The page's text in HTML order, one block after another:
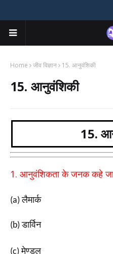
Home जीव विज्ञान 15. आनुवंशिकी
15. आनुवंशिकी
15.
1. आनुवंशिकता के जनक कहे
(a)लैमार्क
(b)डार्विन
(c)मेण्डल